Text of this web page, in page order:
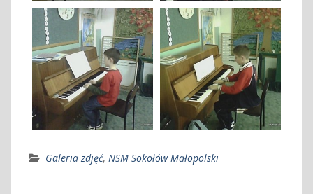
Galeria zdjęć, NSM Sokołów Małopolski